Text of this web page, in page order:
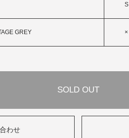
S
GREY ×
SOLD OUT
わせ